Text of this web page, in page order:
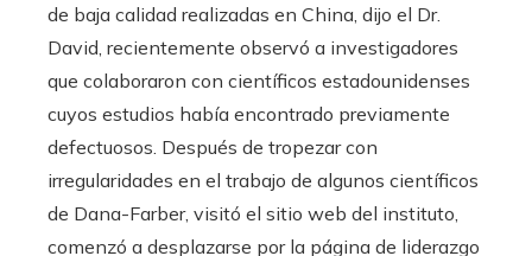
de baja calidad realizadas en China, dijo el Dr.
David, recientemente observó a investigadores
que colaboraron con científicos estadounidenses
cuyos estudios había encontrado previamente
defectuosos. Después de tropezar con
irregularidades en el trabajo de algunos científicos
de Dana-Farber, visitó el sitio web del instituto,
comenzó a desplazarse por la página de liderazgo